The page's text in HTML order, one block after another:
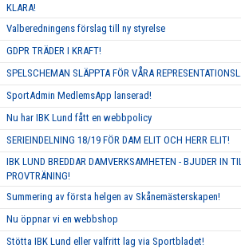
KLARA!
Valberedningens förslag till ny styrelse
GDPR TRÄDER I KRAFT!
SPELSCHEMAN SLÄPPTA FÖR VÅRA
SportAdmin MedlemsApp lanserad!
Nu har IBK Lund fått en webbpolicy
SERIEINDELNING 18/19 FÖR DAM ELIT OCH HERR ELIT!
IBK LUND BREDDAR DAMVERKSAMHETEN - BJUDER IN
PROVTRÄNING!
Summering av första helgen av Skånemästerskapen!
Nu öppnar vi en webbshop
Stötta IBK Lund eller valfritt lag via Sportbladet!